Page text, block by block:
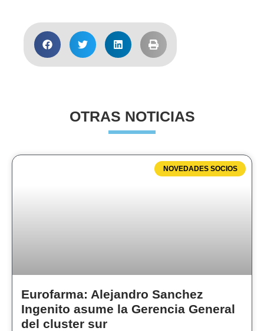
OTRAS NOTICIAS
NOVEDADES SOCIOS
Eurofarma: Alejandro Sanchez
Ingenito asume la Gerencia General
del cluster sur